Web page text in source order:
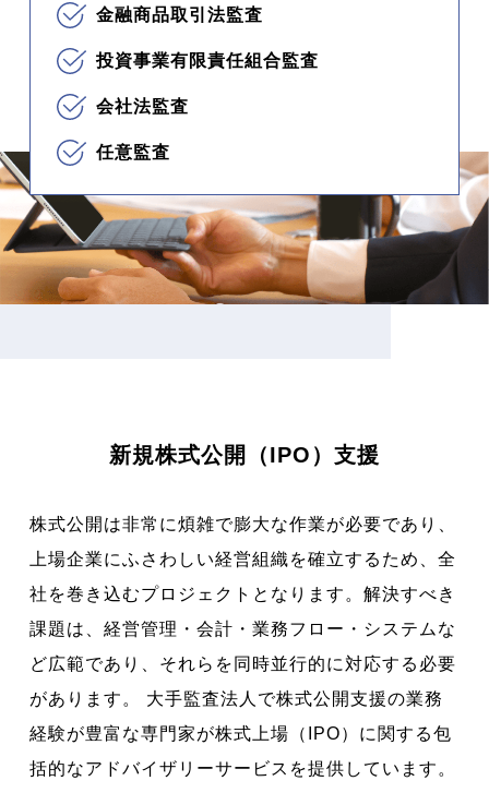
金融商品取引法監査
投資事業有限責任組合監査
会社法監査
任意監査
新規株式公開（IPO）支援
株式公開は非常に煩雑で膨大な作業が必要であり、
上場企業にふさわしい経営組織を確立するため、全
社を巻き込むプロジェクトとなります。解決すべき
課題は、経営管理・会計・業務フロー・システムな
ど広範であり、それらを同時並行的に対応する必要
があります。 大手監査法人で株式公開支援の業務
経験が豊富な専門家が株式上場（IPO）に関する包
括的なアドバイザリーサービスを提供しています。